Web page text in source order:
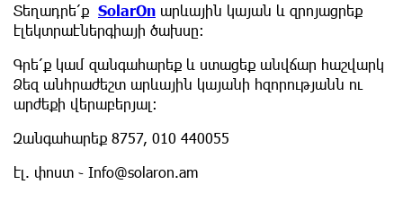
Տեղադրե՛ք SolarOn արևային կայան և զրոյացրեք
էլեկտրաէներգիայի ծախսը։
Գրե՛ք կամ զանգահարեք և ստացեք անվճար հաշվարկ
Ձեզ անհրաժեշտ արևային կայանի հզորությանն ու
արժեքի վերաբերյալ։
Զանգահարեք 8757, 010 440055
էլ. փոստ ֊ Info@solaron.am